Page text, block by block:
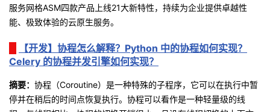
服务网格ASM四款产品上线21大新特性，持续为企业提供卓越性
能、极致体验的云原生服务。
【开发】协程怎么解释？Python 中的协程如何实现？
Celery 的协程并发引擎如何实现？
摘要： 协程（Coroutine）是一种特殊的子程序，它可以在执行中暂
停并在稍后的时间点恢复执行。协程可以看作是一种轻量级的线